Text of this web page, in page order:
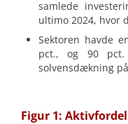
samlede
ultimo 2024, hvor
Sektoren havde
pct., og 90 pct.
solvensdækning
Figur 1: